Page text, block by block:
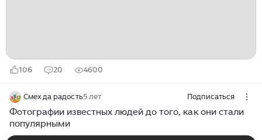
106 20 4600
Смех да радость5 лет Подписаться
Фотографии известных людей до того, как они стали
популярными